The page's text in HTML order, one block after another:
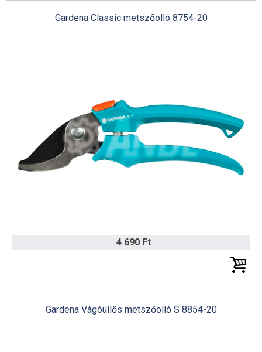
Gardena Classic metszőolló 8754-20
4 690 Ft
Gardena Vágóüllős metszőolló S 8854-20